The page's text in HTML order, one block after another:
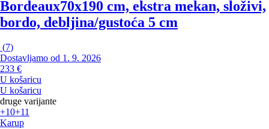
Bordeaux70x190 cm, ekstra mekan, složivi,
bordo, debljina/gustoća 5 cm
(7)
Dostavljamo od 1. 9. 2026
233 €
U košaricu
U košaricu
druge varijante
+10+11
Karup